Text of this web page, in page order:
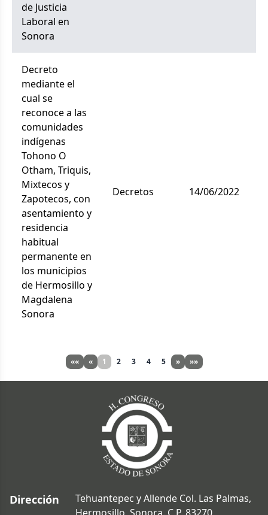
de Justicia
Laboral en
Sonora
Decreto
mediante el
cual se
reconoce a las
comunidades
indígenas
Tohono O
Otham, Triquis,
Mixtecos y
Zapotecos, con
asentamiento y
residencia
habitual
permanente en
los municipios
de Hermosillo y
Magdalena
Sonora
decretos 14/06/2022
«« « 1 2 3 4 5 » »»
Dirección
Tehuantepec y Allende Col. Las Palmas,